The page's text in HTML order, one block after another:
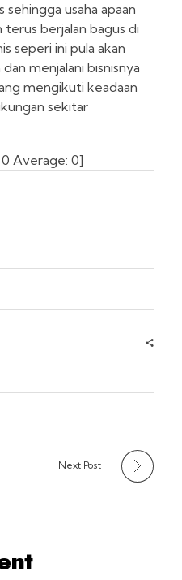
sehingga usaha apaan
berjalan bagus di
seperi ini pula akan
menjalani bisnisnya
mengikuti keadaan
sekitar
0 Average: 0]
Next Post